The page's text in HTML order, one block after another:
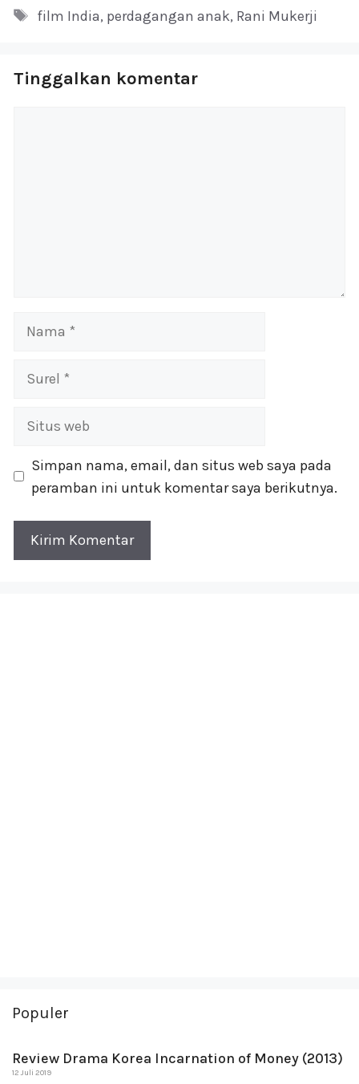
Tag
film India, perdagangan anak, Rani Mukerji
Tinggalkan komentar
Nama
Surel
Situs
Simpan nama, email, dan situs web saya pada
peramban ini untuk komentar saya berikutnya.
Populer
Review Drama Korea Incarnation of Money (2013)
12 Juli 2019